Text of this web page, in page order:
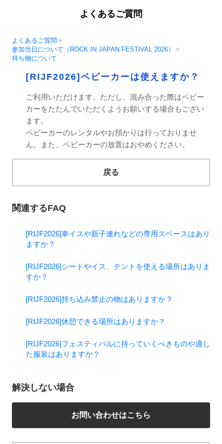
よくあるご質問
よくあるご質問 >
参加当日について（ROCK IN JAPAN FESTIVAL 2026） >
持ち物について
[RIJF2026]ベビーカーは使えますか？
ご利用いただけます。ただし、混み合った際はベビー
カーをたたんでいただくようお願いする場合もござい
ます。
ベビーカーのレンタルやお預かりは行っておりませ
ん。また、ベビーカーの放置はおやめください。
戻る
関連するFAQ
[RIJF2026]車イスや親子連れなどの専用スペースはあり
ますか？
[RIJF2026]シートやイス、テントを使える場所はありま
すか？
[RIJF2026]持ち込み禁止の物はありますか？
[RIJF2026]休憩できる場所はありますか？
[RIJF2026]フェスティバルに持っていくべきものや適し
た服装はありますか？
解決しない場合
お問い合わせはこちら